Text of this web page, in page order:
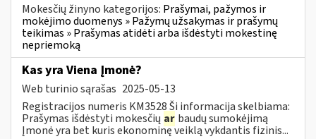
Mokesčių žinyno kategorijos: Prašymai, pažymos ir
mokėjimo duomenys » Pažymų užsakymas ir prašymų
teikimas » Prašymas atidėti arba išdėstyti mokestinę
nepriemoką
Kas yra Viena Įmonė?
Web turinio sąrašas 2025-05-13
Registracijos numeris KM3528 Ši informacija skelbiama:
Prašymas išdėstyti mokesčių ar baudų sumokėjimą
Įmonė yra bet kuris ekonominę veiklą vykdantis fizinis...